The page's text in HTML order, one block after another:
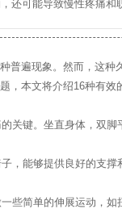
还可能导致慢性疼痛
普遍现象。然而，这种
，本文将介绍16种有
关键。坐直身体，双
，能够提供良好的支
些简单的伸展运动，